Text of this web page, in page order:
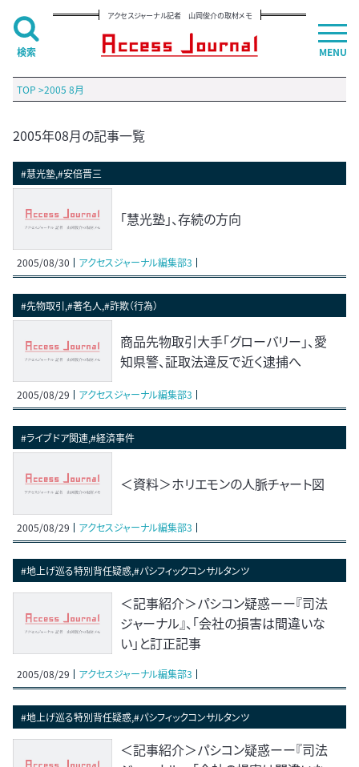
アクセスジャーナル記者 山岡俊介の取材メモ
TOP >2005 8月
2005年08月の記事一覧
#慧光塾,#安倍晋三
「慧光塾」、存続の方向
2005/08/30 アクセスジャーナル編集部3
#先物取引,#著名人,#詐欺（行為）
商品先物取引大手「グローバリー」、愛
知県警、証取法違反で近く逮捕へ
2005/08/29 アクセスジャーナル編集部3
#ライブドア関連,#経済事件
＜資料＞ホリエモンの人脈チャート図
2005/08/29 アクセスジャーナル編集部3
#地上げ巡る特別背任疑惑,#パシフィックコンサルタンツ
＜記事紹介＞パシコン疑惑ーー『司法
ジャーナル』、「会社の損害は間違いな
い」と訂正記事
2005/08/29 アクセスジャーナル編集部3
#地上げ巡る特別背任疑惑,#パシフィックコンサルタンツ
＜記事紹介＞パシコン疑惑ーー『司法
MENU
検索